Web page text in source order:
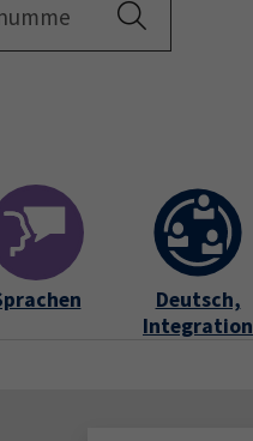
Startseite
Deutsch,
Integration